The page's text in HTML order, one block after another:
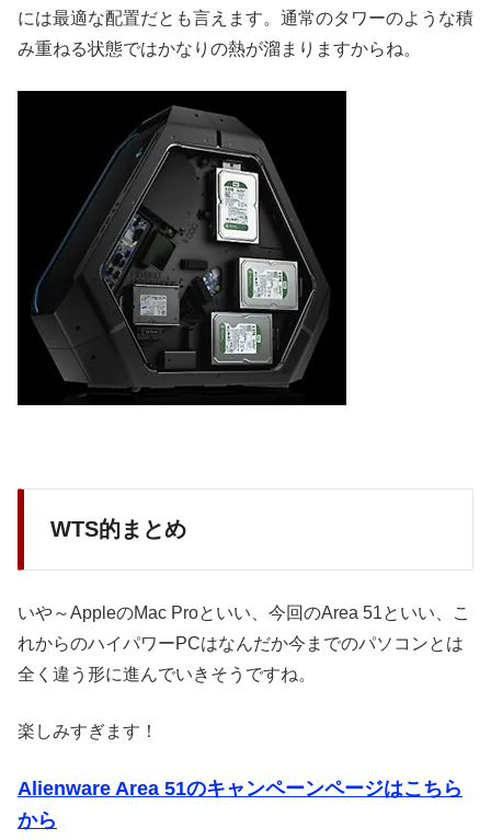
には最適な配置だとも言えます。通常のタワーのような積
み重ねる状態ではかなりの熱が溜まりますからね。
WTS的まとめ
いや～AppleのMac Proといい、今回のArea 51といい、こ
れからのハイパワーPCはなんだか今までのパソコンとは
全く違う形に進んでいきそうですね。
楽しみすぎます！
Alienware Area 51のキャンペーンページはこちら
から